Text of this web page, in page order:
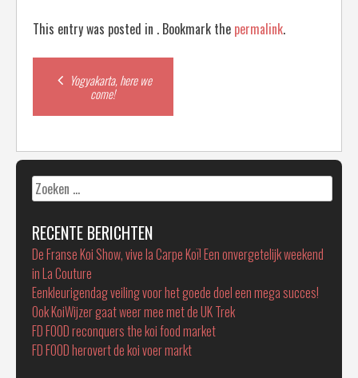
This entry was posted in . Bookmark the permalink.
Post
navigation
Yogyakarta, here we
come!
Zoeken
naar:
RECENTE BERICHTEN
De Franse Koi Show, vive la Carpe Koï! Een onvergetelijk weekend
in La Couture
Eenkleurigendag veiling voor het goede doel een mega succes!
Ook KoiWijzer gaat weer mee met de UK Trek
FD FOOD reconquers the koi food market
FD FOOD herovert de koi voer markt